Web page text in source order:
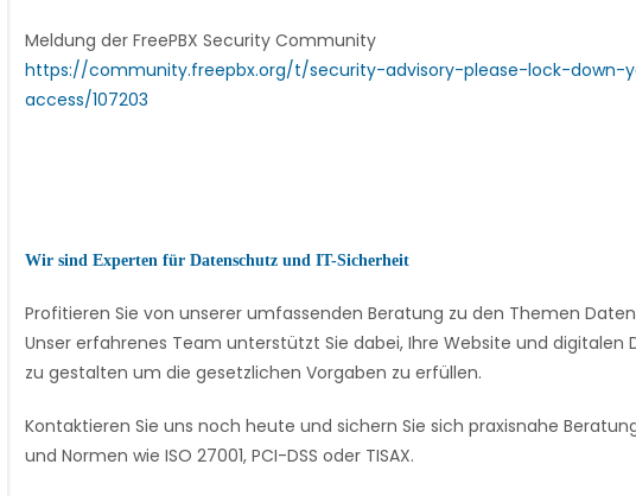
Meldung der FreePBX Security Community
https://community.freepbx.org/t/security-advisory-please-lock-down-
access/107203
Wir sind Experten für Datenschutz und IT-Sicherheit
Profitieren Sie von unserer umfassenden Beratung zu den Themen
Unser erfahrenes Team unterstützt Sie dabei, Ihre Website und
zu gestalten um die gesetzlichen Vorgaben zu erfüllen.
Kontaktieren Sie uns noch heute und sichern Sie sich praxisnahe
und Normen wie ISO 27001, PCI-DSS oder TISAX.